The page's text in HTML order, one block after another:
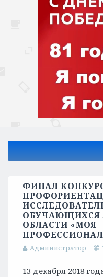
ФИНАЛ
ОБУЧАЮЩИХСЯ
ОБЛАСТИ «МОЯ
Администратор
13 декабря 2018